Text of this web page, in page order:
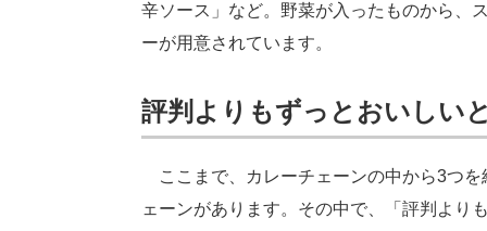
辛ソース」など。野菜が入ったものから、
ーが用意されています。
評判よりもずっとおいしい
ここまで、カレーチェーンの中から3つ
ェーンがあります。その中で、「評判より